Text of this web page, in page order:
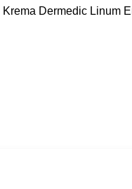
Dermedic Linum